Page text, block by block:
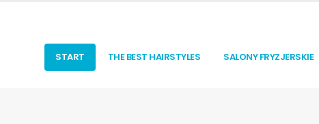
START THE BEST HAIRSTYLES SALONY FRYZJERSKIE